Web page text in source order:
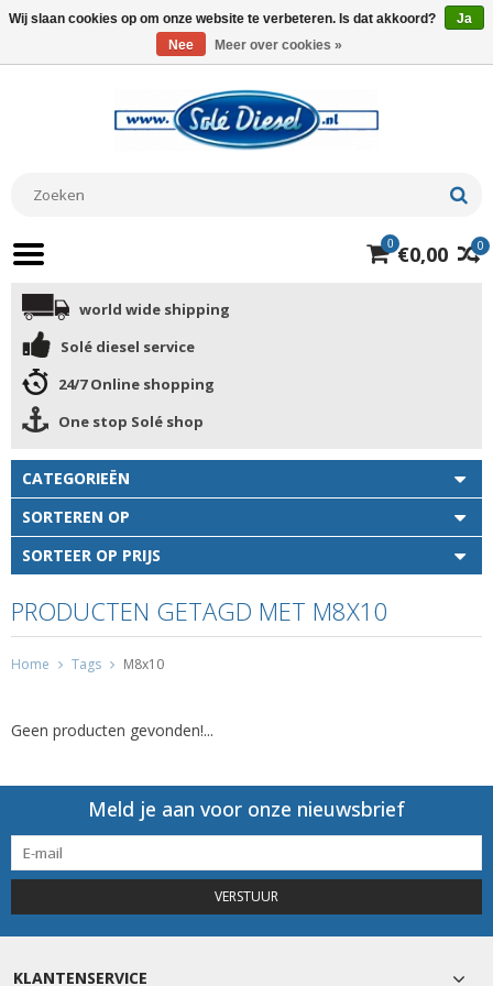
0
0 €0,00
world wide shipping
Solé diesel service
24/7 Online shopping
One stop Solé shop
CATEGORIEËN
SORTEREN OP
SORTEER OP PRIJS
PRODUCTEN GETAGD MET M8X10
Home Tags M8x10
Geen producten gevonden!...
Meld je aan voor onze nieuwsbrief
VERSTUUR
KLANTENSERVICE
Wij slaan cookies op om onze website te verbeteren. Is dat akkoord?
Ja
Nee
Meer over cookies »